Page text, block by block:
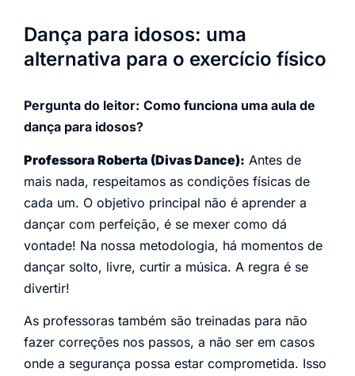
Dança para idosos: uma
alternativa para o exercício físico
Pergunta do leitor: Como funciona uma aula de
dança para idosos?
Professora Roberta (Divas Dance): Antes de
mais nada, respeitamos as condições físicas de
cada um. O objetivo principal não é aprender a
dançar com perfeição, é se mexer como dá
vontade! Na nossa metodologia, há momentos de
dançar solto, livre, curtir a música. A regra é se
divertir!
As professoras também são treinadas para não
fazer correções nos passos, a não ser em casos
onde a segurança possa estar comprometida. Isso